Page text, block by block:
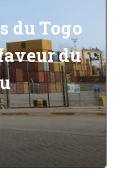
du Togo
du